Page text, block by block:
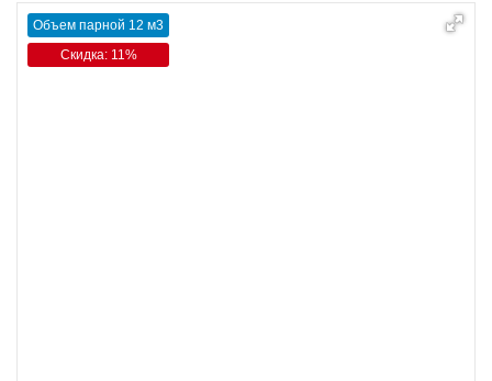
Объем парной 12 м3
Скидка: 11%